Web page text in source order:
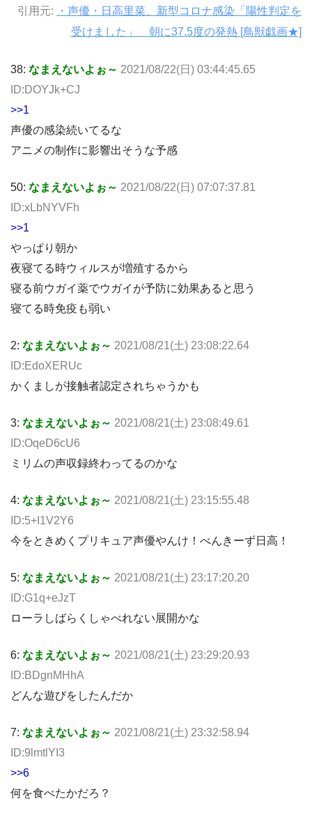
引用元:
・声優・日高里菜、新型コロナ感染「陽性判定を
受けました」 朝に37.5度の発熱 [鳥獣戯画★]
38: なまえないよぉ～ 2021/08/22(日) 03:44:45.65
ID:DOYJk+CJ
>>1
声優の感染続いてるな
アニメの制作に影響出そうな予感
50: なまえないよぉ～ 2021/08/22(日) 07:07:37.81
ID:xLbNYVFh
>>1
やっぱり朝か
夜寝てる時ウィルスが増殖するから
寝る前ウガイ薬でウガイが予防に効果あると思う
寝てる時免疫も弱い
2: なまえないよぉ～ 2021/08/21(土) 23:08:22.64
ID:EdoXERUc
かくましが接触者認定されちゃうかも
3: なまえないよぉ～ 2021/08/21(土) 23:08:49.61
ID:OqeD6cU6
ミリムの声収録終わってるのかな
4: なまえないよぉ～ 2021/08/21(土) 23:15:55.48
ID:5+I1V2Y6
今をときめくプリキュア声優やんけ！べんきーず日高！
5: なまえないよぉ～ 2021/08/21(土) 23:17:20.20
ID:G1q+eJzT
ローラしばらくしゃべれない展開かな
6: なまえないよぉ～ 2021/08/21(土) 23:29:20.93
ID:BDgnMHhA
どんな遊びをしたんだか
7: なまえないよぉ～ 2021/08/21(土) 23:32:58.94
ID:9lmtlYI3
>>6
何を食べたかだろ？